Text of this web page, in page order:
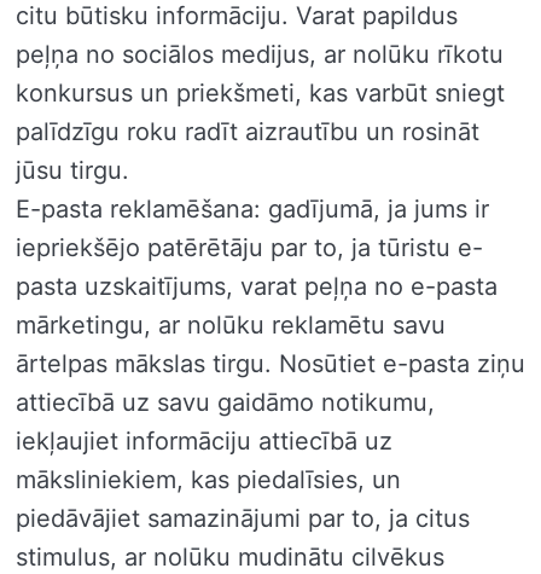
citu būtisku informāciju. Varat papildus
peļņa no sociālos medijus, ar nolūku rīkotu
konkursus un priekšmeti, kas varbūt sniegt
palīdzīgu roku radīt aizrautību un rosināt
jūsu tirgu.
E-pasta reklamēšana: gadījumā, ja jums ir
iepriekšējo patērētāju par to, ja tūristu e-
pasta uzskaitījums, varat peļņa no e-pasta
mārketingu, ar nolūku reklamētu savu
ārtelpas mākslas tirgu. Nosūtiet e-pasta ziņu
attiecībā uz savu gaidāmo notikumu,
iekļaujiet informāciju attiecībā uz
māksliniekiem, kas piedalīsies, un
piedāvājiet samazinājumi par to, ja citus
stimulus, ar nolūku mudinātu cilvēkus